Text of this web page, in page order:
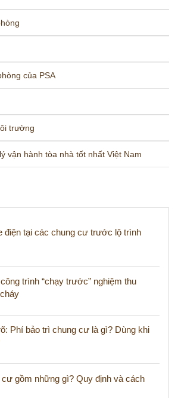
của PSA
trường
vận hành tòa nhà tốt nhất Việt Nam
điện tại các chung cư trước lộ trình
trình “chạy trước” nghiệm thu
Phí bảo trì chung cư là gì? Dùng khi
cư gồm những gì? Quy định và cách